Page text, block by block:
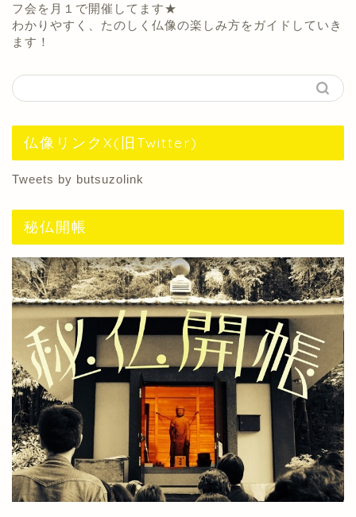
フ会を月１で開催してます★
わかりやすく、たのしく仏像の楽しみ方をガイドしていき
ます！
仏像リンクX(旧Twitter)
Tweets by butsuzolink
秘仏開帳